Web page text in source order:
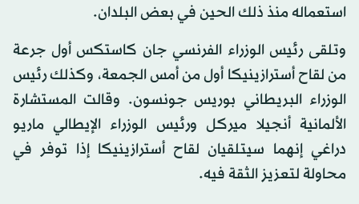
استعماله منذ ذلك الحين في بعض البلدان.
وتلقى رئيس الوزراء الفرنسي جان كاستكس أول جرعة
من لقاح أسترازينيكا أول من أمس الجمعة، وكذلك رئيس
الوزراء البريطاني بوريس جونسون. وقالت المستشارة
الألمانية أنجيلا ميركل ورئيس الوزراء الإيطالي ماريو
دراغي إنهما سيتلقيان لقاح أسترازينيكا إذا توفر في
محاولة لتعزيز الثقة فيه.